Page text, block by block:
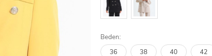
Beden:
36 38 40 42